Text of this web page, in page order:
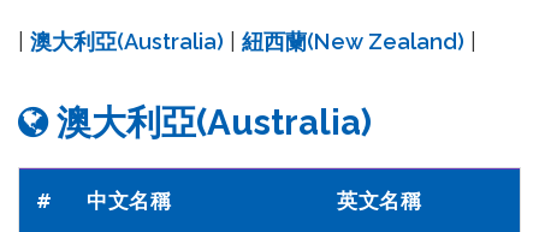
澳大利亞(Australia) 紐西蘭(New Zealand)
澳大利亞(Australia)
# 中文名稱 英文名稱